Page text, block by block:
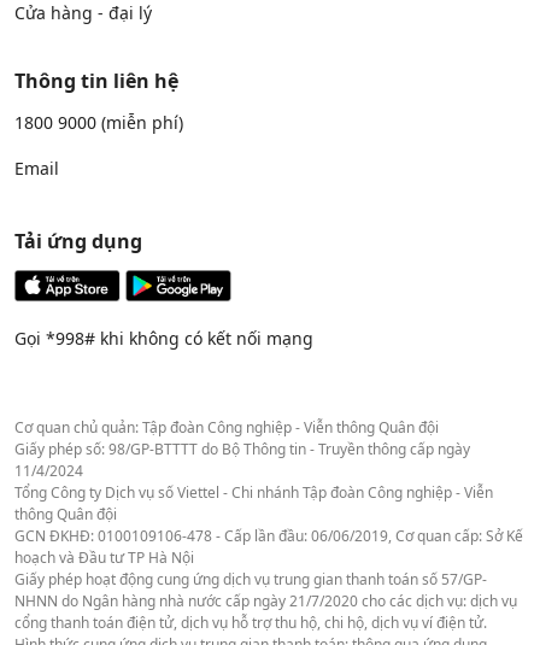
Cửa hàng - đại lý
Thông tin liên hệ
1800 9000 (miễn phí)
Email
Tải ứng dụng
Gọi *998# khi không có kết nối mạng
Cơ quan chủ quản: Tập đoàn Công nghiệp - Viễn thông Quân đội
Giấy phép số: 98/GP-BTTTT do Bộ Thông tin - Truyền thông cấp ngày
11/4/2024
Tổng Công ty Dịch vụ số Viettel - Chi nhánh Tập đoàn Công nghiệp - Viễn
thông Quân đội
GCN ĐKHĐ: 0100109106-478 - Cấp lần đầu: 06/06/2019, Cơ quan cấp: Sở Kế
hoạch và Đầu tư TP Hà Nội
Giấy phép hoạt động cung ứng dịch vụ trung gian thanh toán số 57/GP-
NHNN do Ngân hàng nhà nước cấp ngày 21/7/2020 cho các dịch vụ: dịch vụ
cổng thanh toán điện tử, dịch vụ hỗ trợ thu hộ, chi hộ, dịch vụ ví điện tử.